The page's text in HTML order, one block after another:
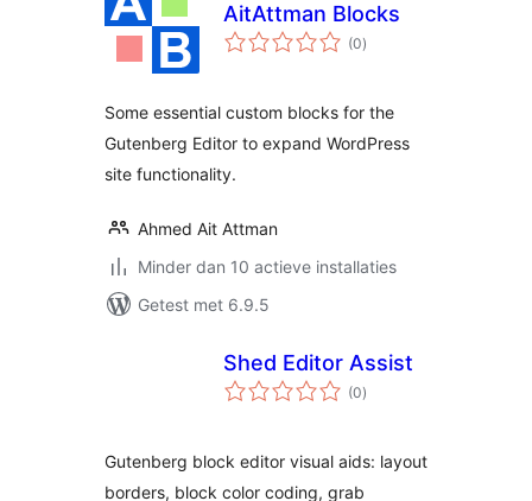
AitAttman Blocks
(0totaal
waarderingen
)
Some essential custom blocks for the
Gutenberg Editor to expand WordPress
site functionality.
Ahmed Ait Attman
Minder dan 10 actieve installaties
Getest met 6.9.5
Shed Editor Assist
(0totaal
waarderingen
)
Gutenberg block editor visual aids: layout
borders, block color coding, grab